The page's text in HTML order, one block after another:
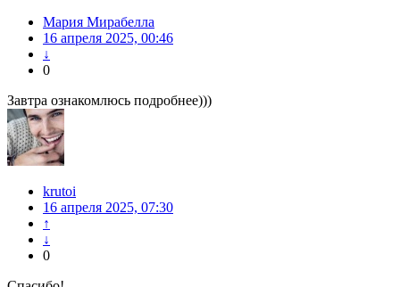
Мария Мирабелла
16 апреля 2025, 00:46
↓
0
Завтра ознакомлюсь подробнее)))
krutoi
16 апреля 2025, 07:30
↑
↓
0